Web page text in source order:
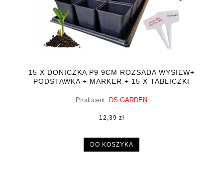
15 X DONICZKA P9 9CM ROZSADA WYSIEW+
PODSTAWKA + MARKER + 15 X TABLICZKI
Producent: DS GARDEN
12,39 zł
DO KOSZYKA